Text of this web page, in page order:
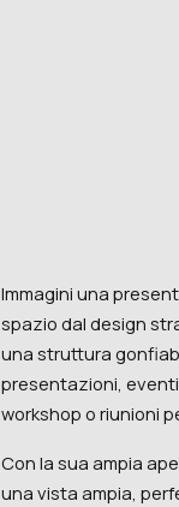
Immagini una
spazio dal design
una struttura
presentazioni,
workshop o riunioni
Con la sua ampia
una vista ampia,